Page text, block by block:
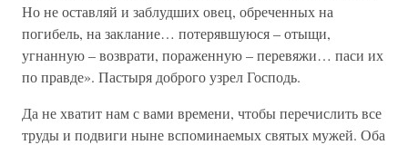
Но не оставляй и заблудших овец, обреченных на
погибель, на заклание… потерявшуюся – отыщи,
угнанную – возврати, пораженную – перевяжи… паси их
по правде». Пастыря доброго узрел Господь.
Да не хватит нам с вами времени, чтобы перечислить все
труды и подвиги ныне вспоминаемых святых мужей. Оба